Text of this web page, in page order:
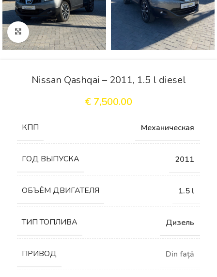
Click to enlarge
Nissan Qashqai – 2011, 1.5 l diesel
€ 7,500.00
КПП Механическая
ГОД ВЫПУСКА 2011
ОБЪЁМ ДВИГАТЕЛЯ 1.5 l
ТИП ТОПЛИВА Дизель
ПРИВОД Din față